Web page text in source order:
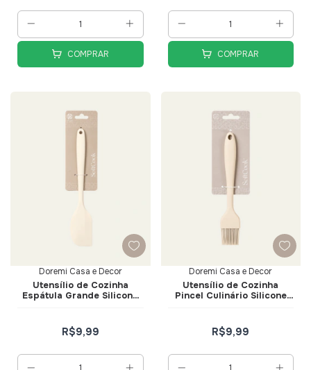
COMPRAR COMPRAR
Doremi Casa e Decor
Utensílio de Cozinha
Espátula Grande Silicone
R$9,99
Doremi Casa e Decor
Utensílio de Cozinha
Pincel Culinário Silicone
R$9,99